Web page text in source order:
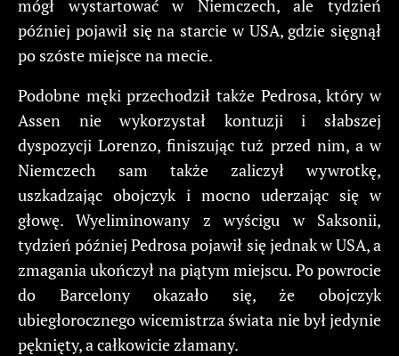
mógł wystartować w Niemczech, ale tydzień
później pojawił się na starcie w USA, gdzie sięgnął
po szóste miejsce na mecie.
Podobne męki przechodził także Pedrosa, który w
Assen nie wykorzystał kontuzji i słabszej
dyspozycji Lorenzo, finiszując tuż przed nim, a w
Niemczech sam także zaliczył wywrotkę,
uszkadzając obojczyk i mocno uderzając się w
głowę. Wyeliminowany z wyścigu w Saksonii,
tydzień później Pedrosa pojawił się jednak w USA, a
zmagania ukończył na piątym miejscu. Po powrocie
do Barcelony okazało się, że obojczyk
ubiegłorocznego wicemistrza świata nie był jedynie
pęknięty, a całkowicie złamany.